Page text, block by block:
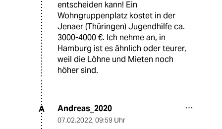
entscheiden kann! Ein
Wohngruppenplatz kostet in der
Jenaer (Thüringen) Jugendhilfe ca.
3000-4000 €. Ich nehme an, in
Hamburg ist es ähnlich oder teurer,
weil die Löhne und Mieten noch
höher sind.
A Andreas_2020
07.02.2022, 09:59 Uhr